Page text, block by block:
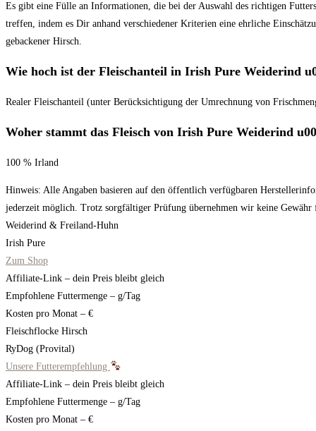
Es gibt eine Fülle an Informationen, die bei der Auswahl des richtigen
treffen, indem es Dir anhand verschiedener Kriterien eine ehrliche
gebackener Hirsch.
Wie hoch ist der Fleischanteil in Irish Pure Weiderind
Realer Fleischanteil (unter Berücksichtigung der Umrechnung von
Woher stammt das Fleisch von Irish Pure Weiderind
100 % Irland
Hinweis: Alle Angaben basieren auf den öffentlich verfügbaren
jederzeit möglich. Trotz sorgfältiger Prüfung übernehmen wir keine
Weiderind & Freiland-Huhn
Irish Pure
Zum Shop
Affiliate-Link – dein Preis bleibt gleich
Empfohlene Futtermenge – g/Tag
Kosten pro Monat – €
Fleischflocke Hirsch
RyDog (Provital)
Unsere Futterempfehlung
Affiliate-Link – dein Preis bleibt gleich
Empfohlene Futtermenge – g/Tag
Kosten pro Monat – €